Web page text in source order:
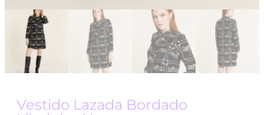
Vestido Lazada Bordado